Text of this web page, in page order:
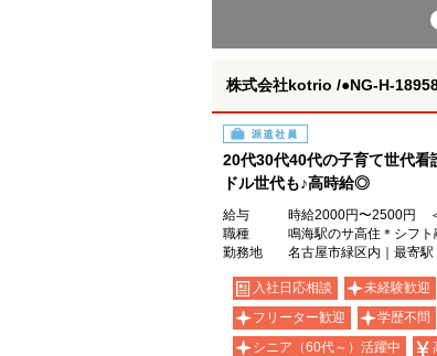
株式会社kotrio /●NG-H-
派遣社員
20代30代40代の子育て世代看
ドル世代も♪高時給◎
給与
時給2000円〜2500円
職種
鳴海駅のサ高住＊シフ
勤務地
名古屋市緑区内｜最寄
入社日応相談 未経験歓迎
フリーター歓迎
学歴不問
シニア（60代～）活躍中